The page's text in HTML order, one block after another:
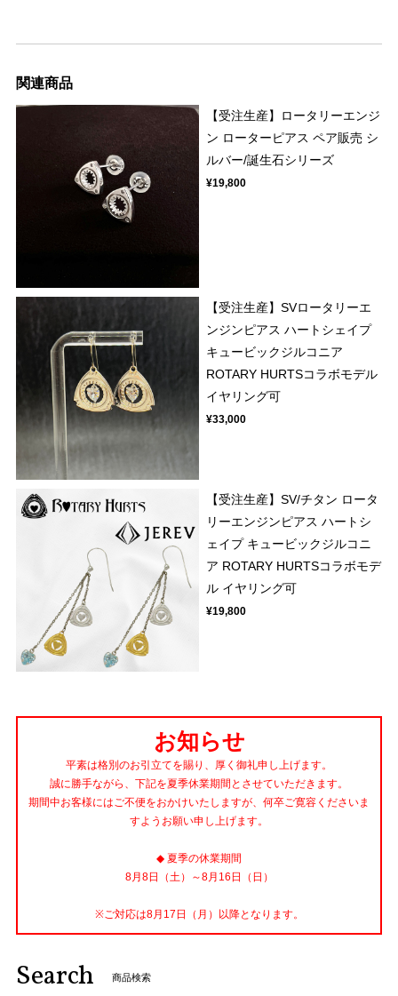
関連商品
【受注生産】ロータリーエンジ
ン ローターピアス ペア販売 シ
ルバー/誕生石シリーズ
¥19,800
【受注生産】SVロータリーエ
ンジンピアス ハートシェイプ
キュービックジルコニア
ROTARY HURTSコラボモデル
イヤリング可
¥33,000
【受注生産】SV/チタン ロータ
リーエンジンピアス ハートシ
ェイプ キュービックジルコニ
ア ROTARY HURTSコラボモデ
ル イヤリング可
¥19,800
お知らせ
平素は格別のお引立てを賜り、厚く御礼申し上げます。
誠に勝手ながら、下記を夏季休業期間とさせていただきます。
期間中お客様にはご不便をおかけいたしますが、何卒ご寛容くださいま
すようお願い申し上げます。
◆ 夏季の休業期間
8月8日（土）～8月16日（日）
※ご対応は8月17日（月）以降となります。
Search 商品検索